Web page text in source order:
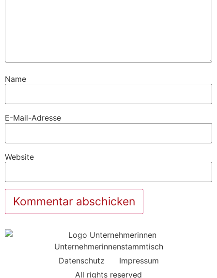
Name
E-Mail-Adresse
Website
Unternehmerinnenstammtisch
Datenschutz
Impressum
All rights reserved